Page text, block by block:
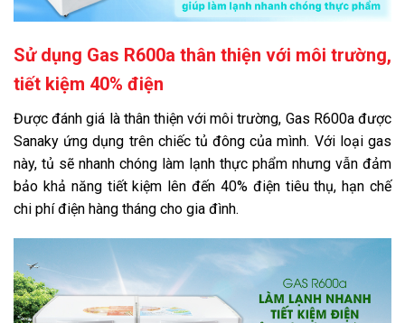
Sử dụng Gas R600a thân thiện với môi trường,
tiết kiệm 40% điện
Được đánh giá là thân thiện với môi trường, Gas R600a được
Sanaky ứng dụng trên chiếc tủ đông của mình. Với loại gas
này, tủ sẽ nhanh chóng làm lạnh thực phẩm nhưng vẫn đảm
bảo khả năng tiết kiệm lên đến 40% điện tiêu thụ, hạn chế
chi phí điện hàng tháng cho gia đình.